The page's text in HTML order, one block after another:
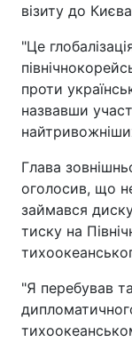
візиту до
"Це
проти
назвавши
Глава
оголосив, що
займався
тиску на
"Я перебував